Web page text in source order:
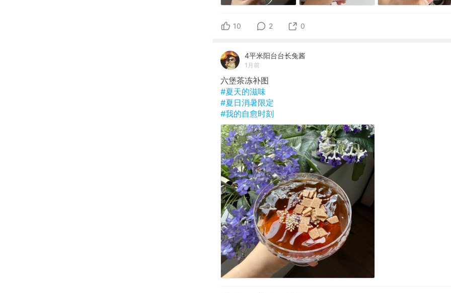
10 2 0
4平米阳台台长兔酱
1月前
六堡茶冻补图
#夏天的滋味
#夏日消暑限定
#我的自愈时刻